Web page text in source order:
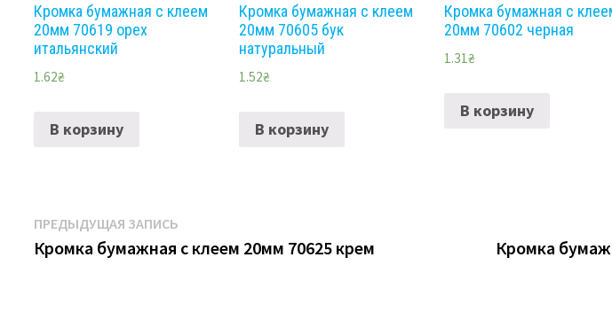
Кромка бумажная с клеем
20мм 70619 орех
итальянский
1.62₴
В корзину
Кромка бумажная с клеем
20мм 70605 бук
натуральный
1.52₴
В корзину
Кромка бумажная с
20мм 70602 черная
1.31₴
В корзину
Навигация
по
ПРЕДЫДУЩАЯ ЗАПИСЬ
запись:
Кромка бумажная с клеем 20мм 70625 крем
Кромка